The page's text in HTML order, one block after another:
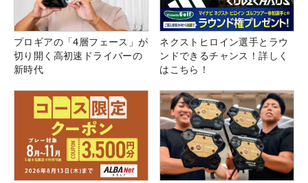
プロギアの「4層フェース」が
切り開く高初速ドライバーの
新時代
ネクストヒロイン選手とラウ
ンドできるチャンス！詳しく
はこちら！